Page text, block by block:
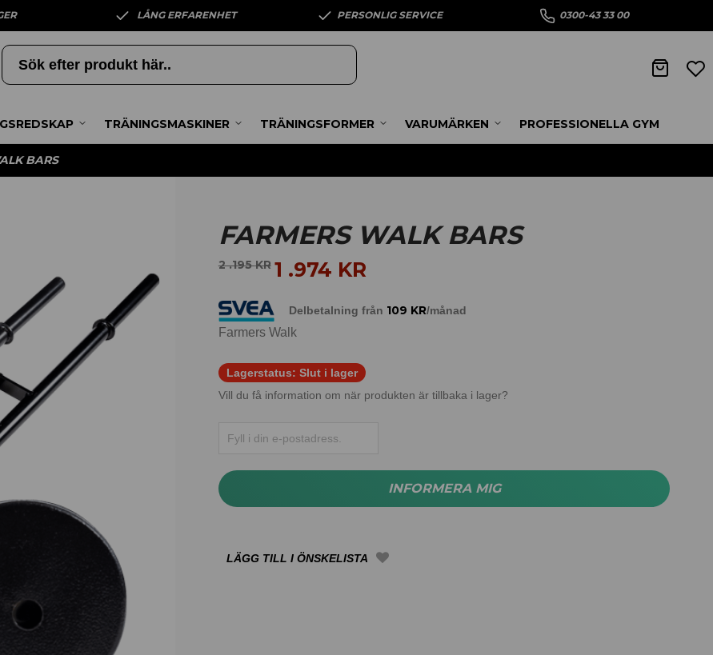
LÅNG ERFARENHET PERSONLIG SERVICE 0300-43 33 00
TRÄNINGSMASKINER TRÄNINGSFORMER VARUMÄRKEN PROFESSIONELLA GYM
BARS
FARMERS WALK BARS
2 .195KR 1 .974 KR
Delbetalning från 109 KR/månad
Farmers Walk
Lagerstatus: Slut i lager
Vill du få information om när produkten är tillbaka i lager?
INFORMERA MIG